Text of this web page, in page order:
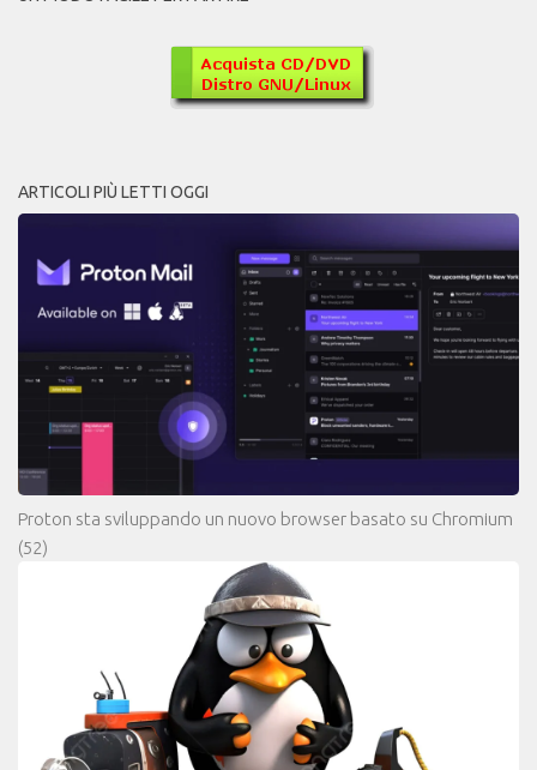
ARTICOLI PIÙ LETTI OGGI
Proton sta sviluppando un nuovo browser basato su Chromium
(52)